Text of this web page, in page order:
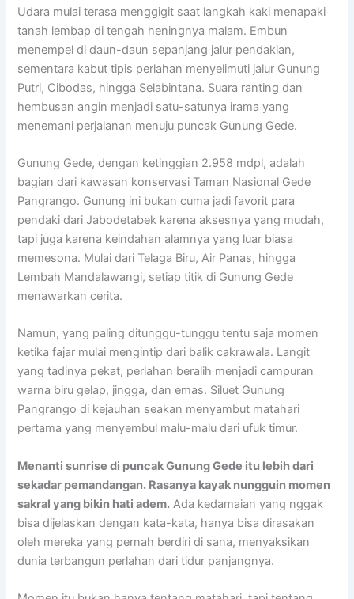
Udara mulai terasa menggigit saat langkah kaki menapaki
tanah lembap di tengah heningnya malam. Embun
menempel di daun-daun sepanjang jalur pendakian,
sementara kabut tipis perlahan menyelimuti jalur Gunung
Putri, Cibodas, hingga Selabintana. Suara ranting dan
hembusan angin menjadi satu-satunya irama yang
menemani perjalanan menuju puncak Gunung Gede.
Gunung Gede, dengan ketinggian 2.958 mdpl, adalah
bagian dari kawasan konservasi Taman Nasional Gede
Pangrango. Gunung ini bukan cuma jadi favorit para
pendaki dari Jabodetabek karena aksesnya yang mudah,
tapi juga karena keindahan alamnya yang luar biasa
memesona. Mulai dari Telaga Biru, Air Panas, hingga
Lembah Mandalawangi, setiap titik di Gunung Gede
menawarkan cerita.
Namun, yang paling ditunggu-tunggu tentu saja momen
ketika fajar mulai mengintip dari balik cakrawala. Langit
yang tadinya pekat, perlahan beralih menjadi campuran
warna biru gelap, jingga, dan emas. Siluet Gunung
Pangrango di kejauhan seakan menyambut matahari
pertama yang menyembul malu-malu dari ufuk timur.
Menanti sunrise di puncak Gunung Gede itu lebih dari
sekadar pemandangan. Rasanya kayak nungguin momen
sakral yang bikin hati adem. Ada kedamaian yang nggak
bisa dijelaskan dengan kata-kata, hanya bisa dirasakan
oleh mereka yang pernah berdiri di sana, menyaksikan
dunia terbangun perlahan dari tidur panjangnya.